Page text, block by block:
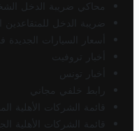
محاكي ضريبة الدخل
ضريبة الدخل
أسعار السيارات الجديدة
أخبار تروفيت
أخبار تونس
رابط خلفي مجاني
قائمة الشركات الأهلية
قائمة الشركات الأهلية